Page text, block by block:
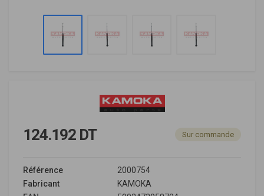
124.192 DT Sur commande
Référence
2000754
Fabricant
KAMOKA